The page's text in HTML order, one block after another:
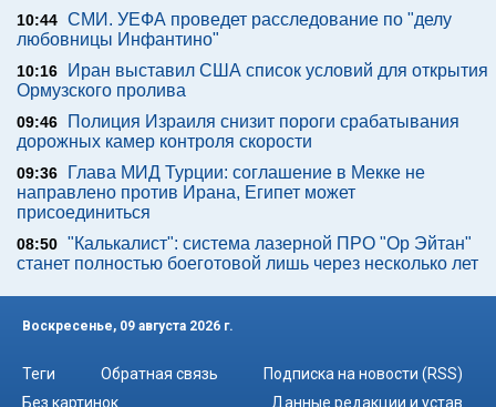
10:44 СМИ. УЕФА проведет расследование по "делу
любовницы Инфантино"
10:16
Иран выставил США список условий для открытия
Ормузского пролива
09:46
Полиция Израиля снизит пороги срабатывания
дорожных камер контроля скорости
09:36
Глава МИД Турции: соглашение в Мекке не
направлено против Ирана, Египет может
присоединиться
08:50 "Калькалист": система лазерной ПРО "Ор Эйтан"
станет полностью боеготовой лишь через несколько лет
Воскресенье, 09 августа 2026 г.
Теги Обратная связь
Подписка на новости (RSS)
Без картинок
Данные редакции и устав